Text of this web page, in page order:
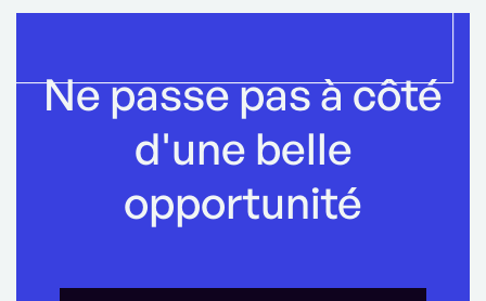
Ne passe pas à côté
d'une belle
opportunité